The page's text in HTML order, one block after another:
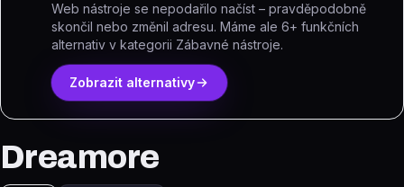
Web nástroje se nepodařilo načíst – pravděpodobně
skončil nebo změnil adresu. Máme ale 6+ funkčních
alternativ v kategorii Zábavné nástroje.
Zobrazit alternativy
Dreamore